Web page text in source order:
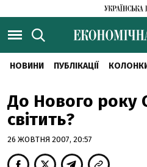
НОВИНИ ПУБЛІКАЦІЇ
До Нового року
світить?
26 ЖОВТНЯ 2007, 20:57